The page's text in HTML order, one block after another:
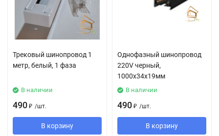
Трековый шинопровод 1
метр, белый, 1 фаза
В наличии
490 ₽ /шт.
В корзину
Однофазный шинопровод
220V черный,
1000x34x19мм
В наличии
490 ₽ /шт.
В корзину